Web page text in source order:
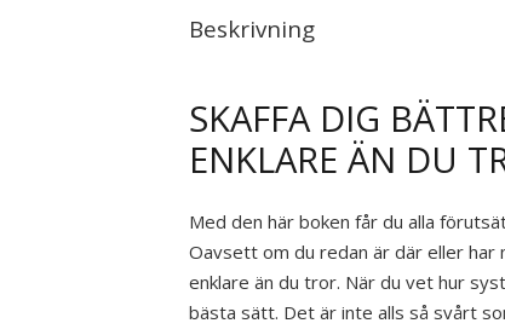
Beskrivning
SKAFFA DIG
ENKLARE ÄN DU
Med den här boken får du alla
Oavsett om du redan är där eller har
enklare än du tror. När du vet hur
bästa sätt. Det är inte alls så svårt